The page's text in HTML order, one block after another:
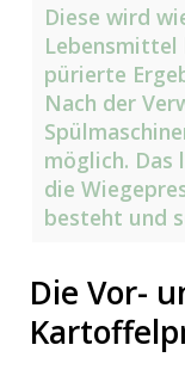
Diese wird
Lebensmittel
pürierte
Nach der
möglich.
die
besteht und
Die Vor-